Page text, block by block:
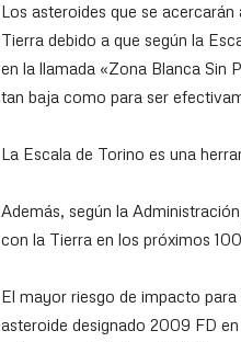
Los asteroides que se
Tierra debido a que según la
en la llamada «Zona Blanca Sin
tan baja como para ser
La Escala de Torino es una
Además, según la
con la Tierra en los próximos
El mayor riesgo de impacto
asteroide designado 2009 FD